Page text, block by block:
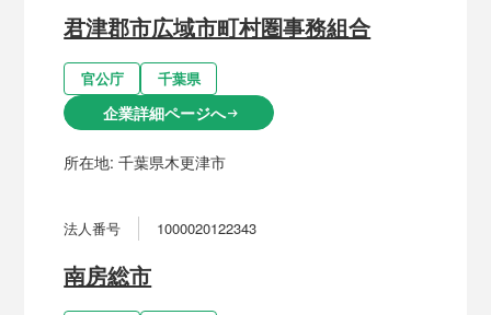
君津郡市広域市町村圏事務組合
官公庁 千葉県
企業詳細ページへarrow_right_alt
所在地:千葉県木更津市
法人番号 1000020122343
南房総市